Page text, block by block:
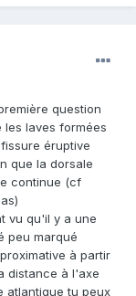
question
laves formées
éruptive
que la dorsale
continue (cf
vu qu'il y a une
peu marqué
à partir
distance à l'axe
atlantique tu peux